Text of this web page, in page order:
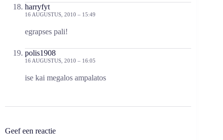
harryfyt
16 AUGUSTUS, 2010 – 15:49
egrapses pali!
polis1908
16 AUGUSTUS, 2010 – 16:05
ise kai megalos ampalatos
Geef een reactie